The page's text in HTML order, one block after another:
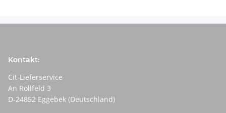
Kontakt:
Cit-Lieferservice
An Rollfeld 3
D-24852 Eggebek (Deutschland)